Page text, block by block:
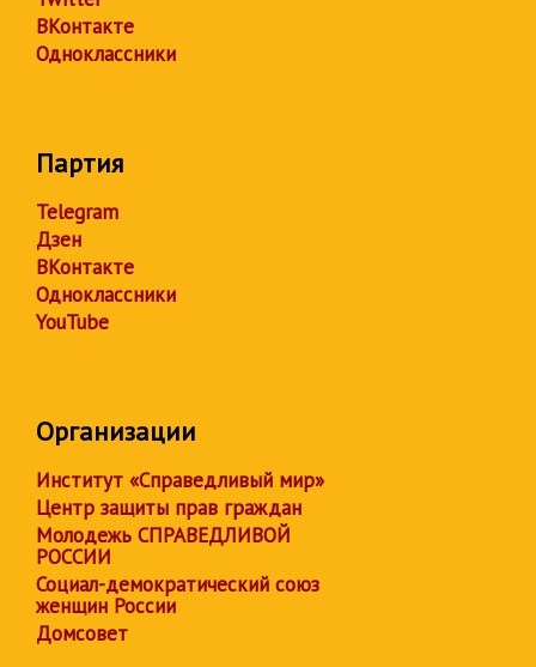
ВКонтакте
Одноклассники
Партия
Telegram
Дзен
ВКонтакте
Одноклассники
YouTube
Организации
Институт «Справедливый мир»
Центр защиты прав граждан
Молодежь СПРАВЕДЛИВОЙ
РОССИИ
Социал-демократический союз
женщин России
Домсовет